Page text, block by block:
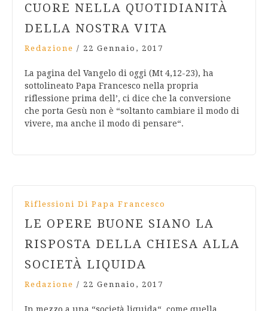
CUORE NELLA QUOTIDIANITÀ
DELLA NOSTRA VITA
Redazione / 22 Gennaio, 2017
La pagina del Vangelo di oggi (Mt 4,12-23), ha
sottolineato Papa Francesco nella propria
riflessione prima dell’, ci dice che la conversione
che porta Gesù non è “soltanto cambiare il modo di
vivere, ma anche il modo di pensare“.
Riflessioni Di Papa Francesco
LE OPERE BUONE SIANO LA
RISPOSTA DELLA CHIESA ALLA
SOCIETÀ LIQUIDA
Redazione / 22 Gennaio, 2017